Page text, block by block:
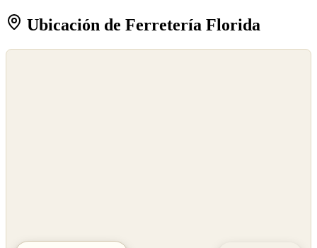
Ubicación de Ferretería Florida